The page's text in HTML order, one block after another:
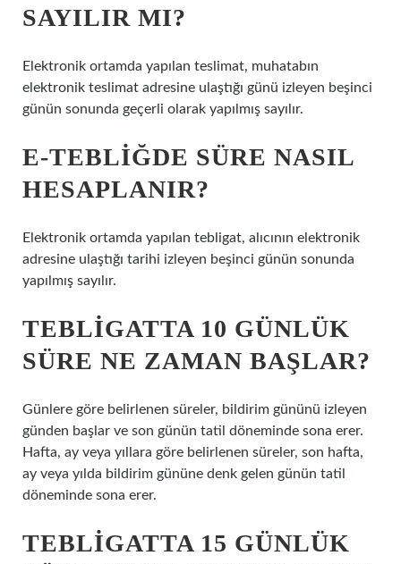
SAYILIR MI?
Elektronik ortamda yapılan teslimat, muhatabın
elektronik teslimat adresine ulaştığı günü izleyen beşinci
günün sonunda geçerli olarak yapılmış sayılır.
E-TEBLIĞDE SÜRE NASIL
HESAPLANIR?
Elektronik ortamda yapılan tebligat, alıcının elektronik
adresine ulaştığı tarihi izleyen beşinci günün sonunda
yapılmış sayılır.
TEBLIGATTA 10 GÜNLÜK
SÜRE NE ZAMAN BAŞLAR?
Günlere göre belirlenen süreler, bildirim gününü izleyen
günden başlar ve son günün tatil döneminde sona erer.
Hafta, ay veya yıllara göre belirlenen süreler, son hafta,
ay veya yılda bildirim gününe denk gelen günün tatil
döneminde sona erer.
TEBLIGATTA 15 GÜNLÜK